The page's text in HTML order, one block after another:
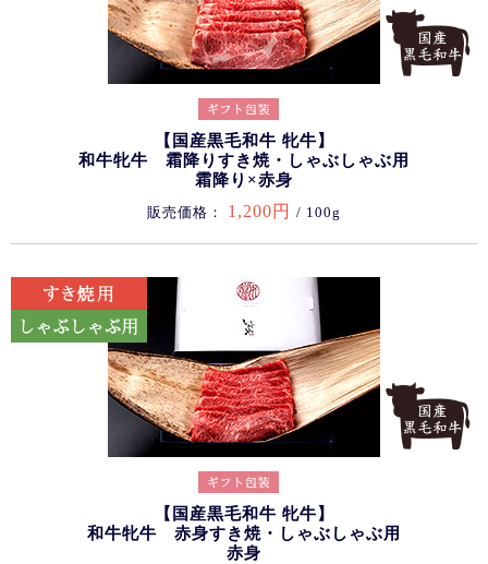
【国産黒毛和牛 牝牛】
和牛牝牛 霜降りすき焼・しゃぶしゃぶ用
霜降り×赤身
販売価格： 1,200円 / 100g
【国産黒毛和牛 牝牛】
和牛牝牛 赤身すき焼・しゃぶしゃぶ用
赤身